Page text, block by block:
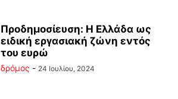
Προδημοσίευση: Η Ελλάδα ως
ειδική εργασιακή ζώνη εντός
του ευρώ
δρόμος - 24 Ιουλίου, 2024